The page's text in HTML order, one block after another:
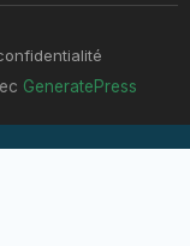
GeneratePress